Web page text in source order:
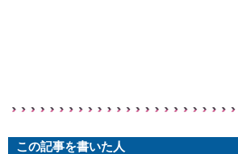
この記事を書いた人